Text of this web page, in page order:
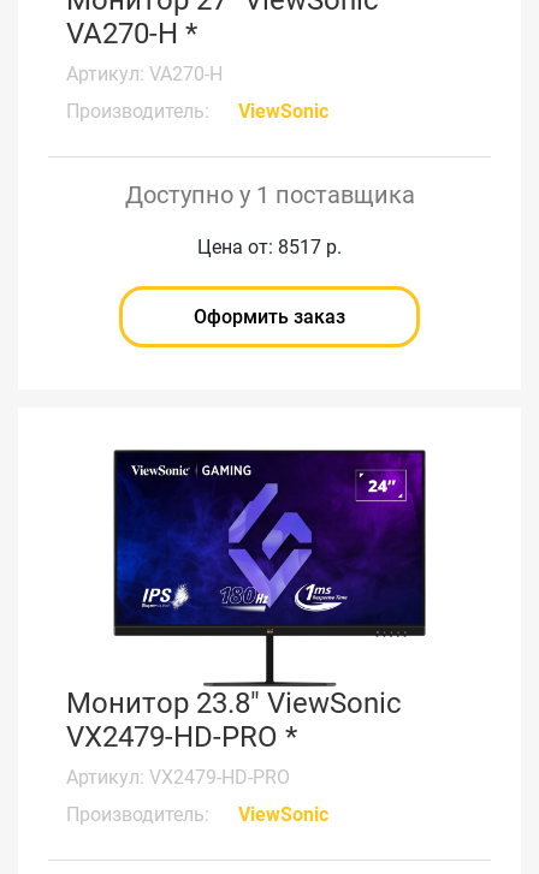
VA270-H *
Артикул: VA270-H
Производитель:
ViewSonic
Доступно у 1 поставщика
Цена от: 8517 р.
Оформить заказ
Монитор 23.8" ViewSonic
VX2479-HD-PRO *
Артикул: VX2479-HD-PRO
Производитель:
ViewSonic